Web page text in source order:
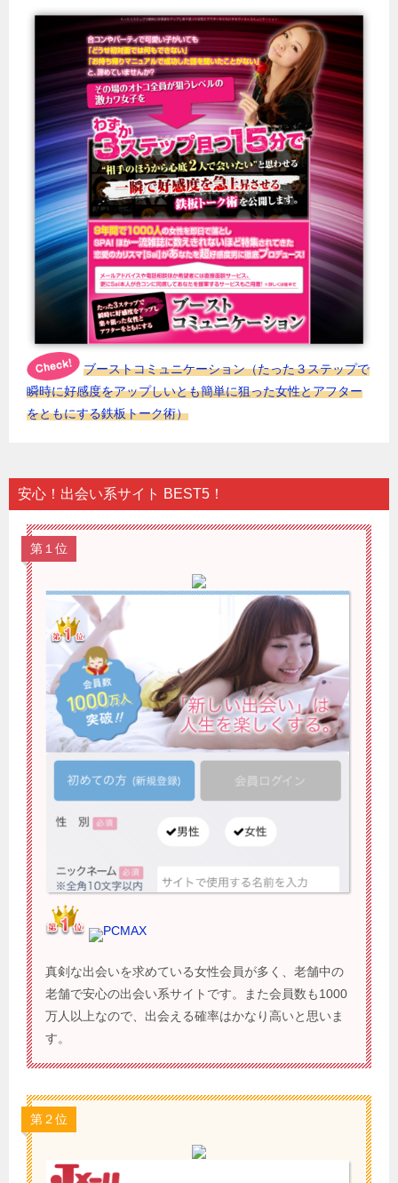
ブーストコミュニケーション（たった３ステップで
瞬時に好感度をアップしいとも簡単に狙った女性とアフター
をともにする鉄板トーク術）
安心！出会い系サイト BEST5！
第１位
PCMAX
真剣な出会いを求めている女性会員が多く、老舗中の
老舗で安心の出会い系サイトです。また会員数も1000
万人以上なので、出会える確率はかなり高いと思いま
す。
第２位